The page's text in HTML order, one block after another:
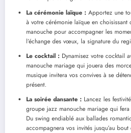
La cérémonie laïque : Apportez une
à votre cérémonie laïque en choisissant
manouche pour accompagner les
l’échange des vœux, la signature du
Le cocktail : Dynamisez votre cocktail
manouche mariage qui jouera des
musique invitera vos convives à se
présent.
La soirée dansante : Lancez les
groupe jazz manouche mariage qui
Du swing endiablé aux ballades
accompagnera vos invités jusqu’au